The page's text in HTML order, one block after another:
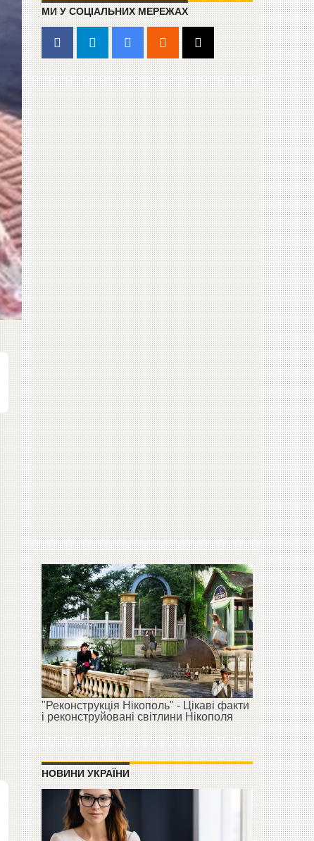
МИ У СОЦІАЛЬНИХ МЕРЕЖАХ
"Реконструкція Нікополь" - Цікаві факти
і реконструйовані світлини Нікополя
НОВИНИ УКРАЇНИ